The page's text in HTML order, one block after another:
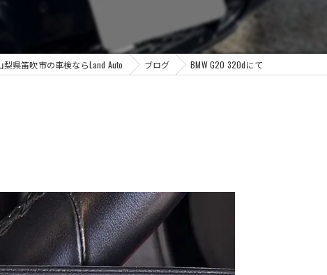
バッテリー
梨県笛吹市の車検ならLand Auto ブログ BMW G20 320dにて